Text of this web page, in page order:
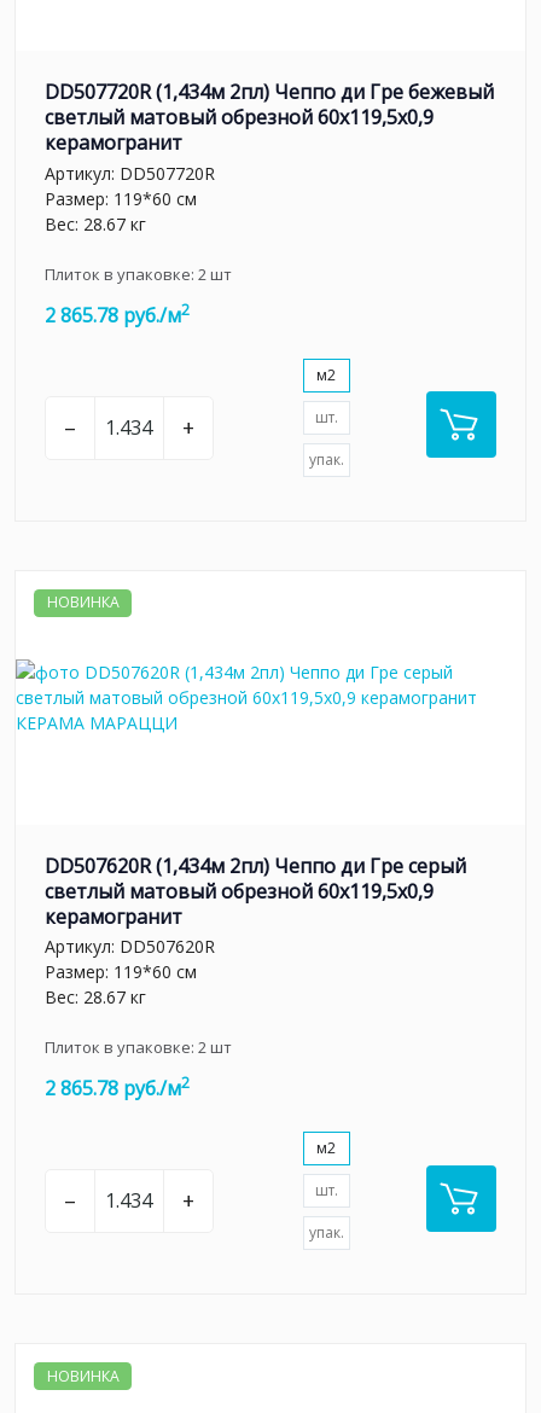
DD507720R (1,434м 2пл) Чеппо ди Гре бежевый
светлый матовый обрезной 60x119,5x0,9
керамогранит
Артикул: DD507720R
Размер: 119*60 см
Вес: 28.67 кг
Плиток в упаковке: 2шт
2 865.78 руб./м2
– +
м2
шт.
упак.
НОВИНКА
DD507620R (1,434м 2пл) Чеппо ди Гре серый
светлый матовый обрезной 60x119,5x0,9
керамогранит
Артикул: DD507620R
Размер: 119*60 см
Вес: 28.67 кг
Плиток в упаковке: 2шт
2 865.78 руб./м2
– +
м2
шт.
упак.
НОВИНКА